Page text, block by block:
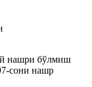
нашри бўлмиш
сони нашр